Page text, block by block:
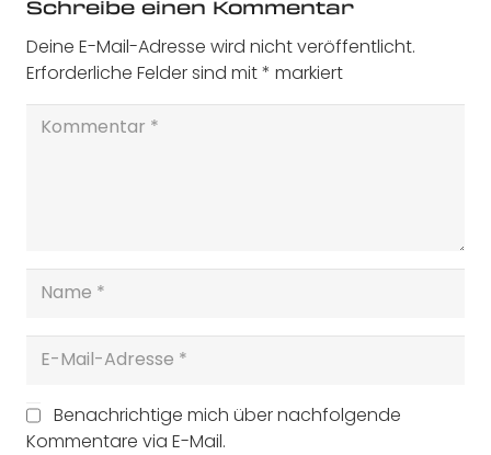
Schreibe einen Kommentar
Deine E-Mail-Adresse wird nicht veröffentlicht.
Erforderliche Felder sind mit* markiert
Benachrichtige mich über nachfolgende
Kommentare via E-Mail.